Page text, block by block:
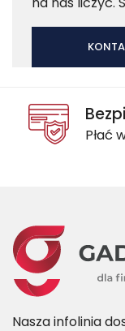
Płać
Nasza infolinia